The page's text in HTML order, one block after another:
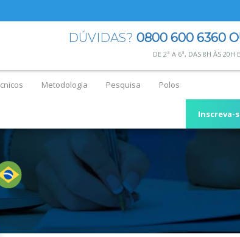
DÚVIDAS? 0800 600 6360
DE 2ª A 6ª, DAS 8H ÀS 20H
Metodologia Pesquisa Polos